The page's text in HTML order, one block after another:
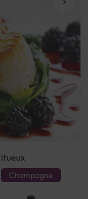
Champagne